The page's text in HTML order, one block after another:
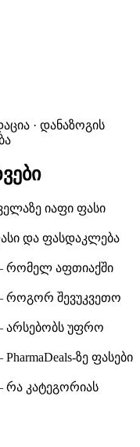
· დანაზოგის
იაფი ფასი
და ფასდაკლება
რომელ აფთიაქში
როგორ შევუკვეთო
არსებობს უფრო
ზე ფასები
რა კატეგორიას